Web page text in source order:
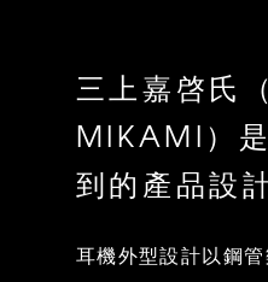
三上嘉啓氏
MIKAMI）
到的產品設
耳機外型設計以鋼